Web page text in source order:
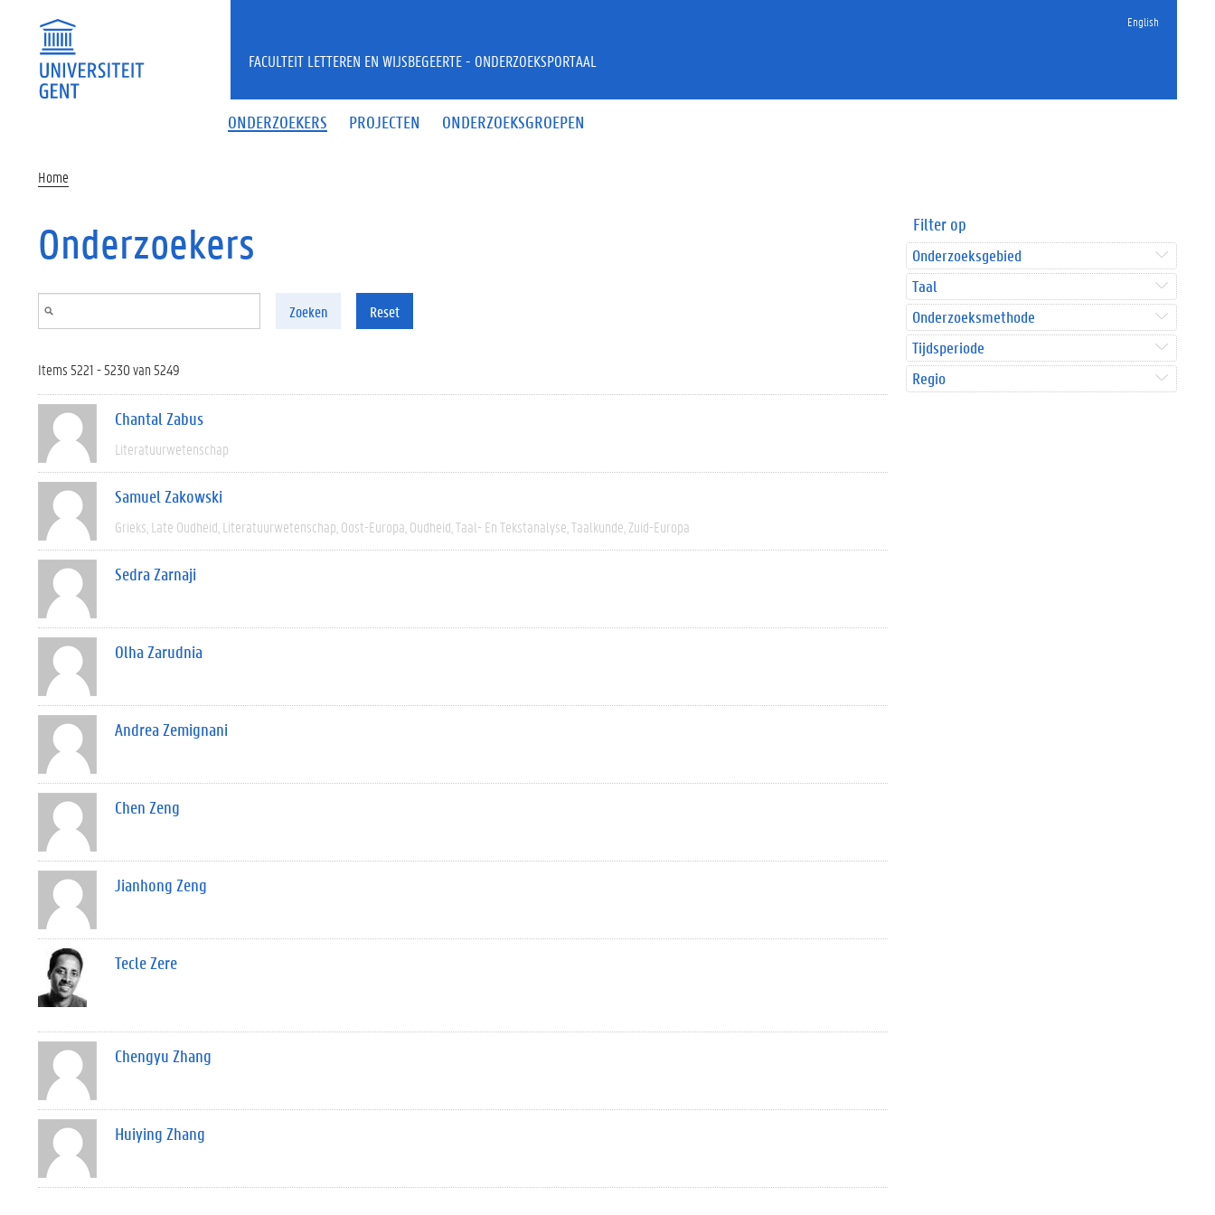
English
ONDERZOEKERS PROJECTEN ONDERZOEKSGROEPEN
FACULTEIT LETTEREN EN WIJSBEGEERTE - ONDERZOEKSPORTAAL
Home
Onderzoekers
Zoeken Reset
Items 5221 - 5230 van 5249
Chantal Zabus
Literatuurwetenschap
Samuel Zakowski
Grieks Late Oudheid Literatuurwetenschap Oost-Europa Oudheid Taal- En Tekstanalyse Taalkunde Zuid-Europa
Sedra Zarnaji
Olha Zarudnia
Andrea Zemignani
Chen Zeng
Jianhong Zeng
Tecle Zere
Chengyu Zhang
Huiying Zhang
Filter op
Onderzoeksgebied
Taal
Onderzoeksmethode
Tijdsperiode
Regio